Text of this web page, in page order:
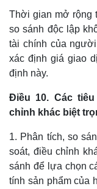
Thời gian mở rộng
so sánh độc lập
tài chính của
xác định giá giao
định này.
Điều 10. Các
chỉnh khác biệt
1. Phân tích, so
soát, điều chỉnh
sánh để lựa chọn
tính sản phẩm của